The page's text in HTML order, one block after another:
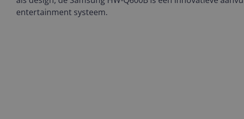
entertainment systeem.